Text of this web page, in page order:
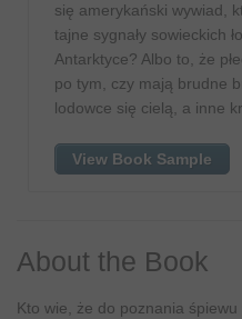
się amerykański wywiad,
tajne sygnały sowieckich
Antarktyce? Albo to, że
po tym, czy mają brudne
lodowce się cielą, a inne
View Book Sample
About the Book
Kto wie, że do poznania śpiewu